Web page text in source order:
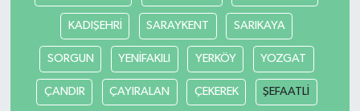
KADIŞEHRİ SARAYKENT SARIKAYA
SORGUN YENİFAKILI YERKÖY YOZGAT
ÇANDIR ÇAYIRALAN ÇEKEREK ŞEFAATLİ